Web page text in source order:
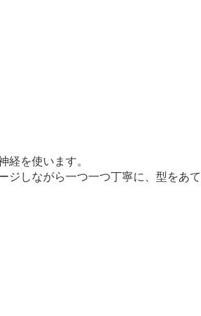
経を使います。
しながら一つ一つ丁寧に、型をあて